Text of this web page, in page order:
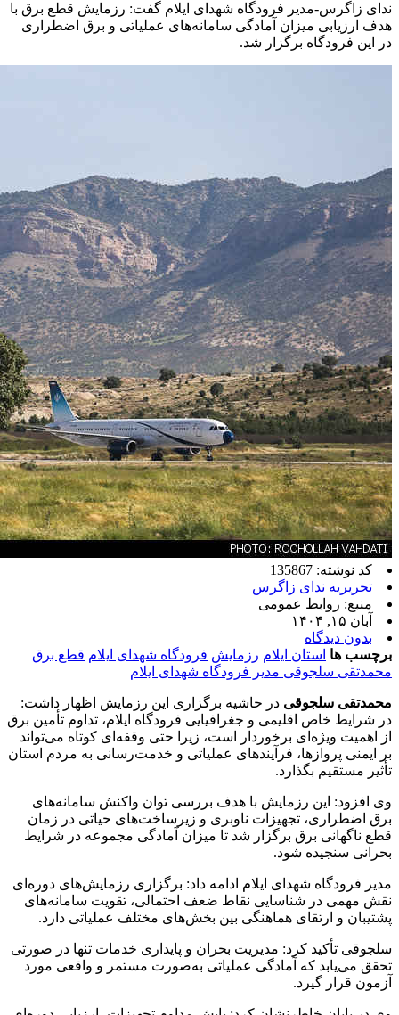
ندای زاگرس-مدیر فرودگاه شهدای ایلام گفت: رزمایش قطع برق با
هدف ارزیابی میزان آمادگی سامانه‌های عملیاتی و برق اضطراری
در این فرودگاه برگزار شد.
کد نوشته: 135867
تحریریه ندای زاگرس
منبع: روابط عمومی
آبان ۱۵, ۱۴۰۴
بدون دیدگاه
برچسب ها استان ایلام رزمایش فرودگاه شهدای ایلام قطع برق
محمدتقی سلجوقی مدیر فرودگاه شهدای ایلام
محمدتقی سلجوقی در حاشیه برگزاری این رزمایش اظهار داشت:
در شرایط خاص اقلیمی و جغرافیایی فرودگاه ایلام، تداوم تأمین برق
از اهمیت ویژه‌ای برخوردار است، زیرا حتی وقفه‌ای کوتاه می‌تواند
بر ایمنی پروازها، فرآیندهای عملیاتی و خدمت‌رسانی به مردم استان
تأثیر مستقیم بگذارد.
وی افزود: این رزمایش با هدف بررسی توان واکنش سامانه‌های
برق اضطراری، تجهیزات ناوبری و زیرساخت‌های حیاتی در زمان
قطع ناگهانی برق برگزار شد تا میزان آمادگی مجموعه در شرایط
بحرانی سنجیده شود.
مدیر فرودگاه شهدای ایلام ادامه داد: برگزاری رزمایش‌های دوره‌ای
نقش مهمی در شناسایی نقاط ضعف احتمالی، تقویت سامانه‌های
پشتیبان و ارتقای هماهنگی بین بخش‌های مختلف عملیاتی دارد.
سلجوقی تأکید کرد: مدیریت بحران و پایداری خدمات تنها در صورتی
تحقق می‌یابد که آمادگی عملیاتی به‌صورت مستمر و واقعی مورد
آزمون قرار گیرد.